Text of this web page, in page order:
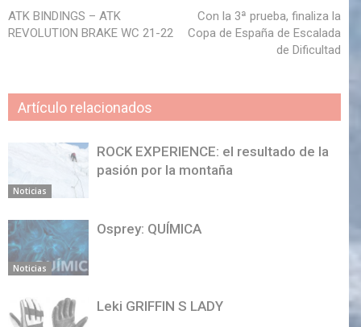
ATK BINDINGS – ATK
REVOLUTION BRAKE WC 21-22
Con la 3ª prueba, finaliza la
Copa de España de Escalada
de Dificultad
Artículo relacionados
Noticias
ROCK EXPERIENCE: el resultado de la
pasión por la montaña
Noticias
Osprey: QUÍMICA
Leki GRIFFIN S LADY